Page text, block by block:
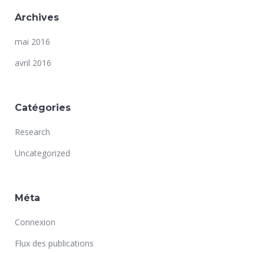
Archives
mai 2016
avril 2016
Catégories
Research
Uncategorized
Méta
Connexion
Flux des publications